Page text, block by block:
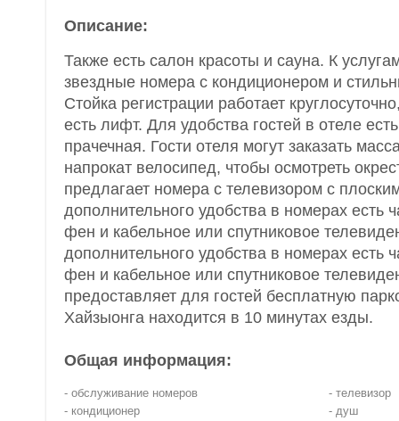
Описание:
Также есть салон красоты и сауна. К
звездные номера с кондиционером и
Стойка регистрации работает
есть лифт. Для удобства гостей в отеле
прачечная. Гости отеля могут заказать
напрокат велосипед, чтобы осмотреть
предлагает номера с телевизором с
дополнительного удобства в номерах есть
фен и кабельное или спутниковое
дополнительного удобства в номерах есть
фен и кабельное или спутниковое
предоставляет для гостей бесплатную
Хайзыонга находится в 10 минутах езды.
Общая информация:
- обслуживание номеров
- кондиционер
- телевизор
- душ